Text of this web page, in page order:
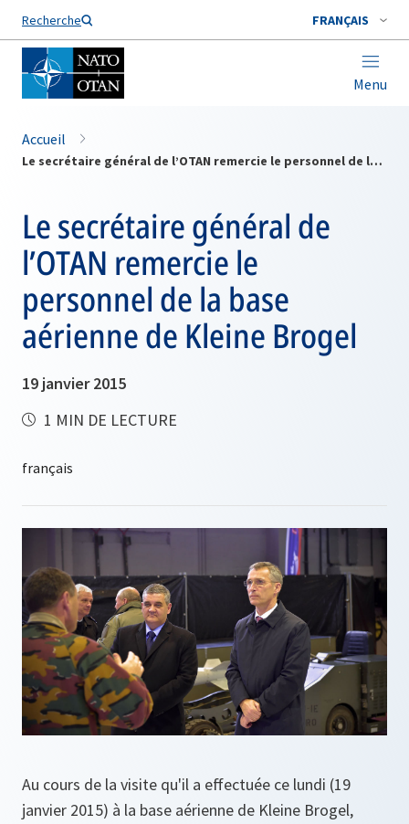
Recherche FRANÇAIS
Menu
Nom de famille*
Accueil
Le secrétaire général de l’OTAN remercie le personnel de la base aérienne de Kleine Brogel
Le secrétaire général de
l’OTAN remercie le
personnel de la base
aérienne de Kleine Brogel
19 janvier 2015
1 MIN DE LECTURE
Au cours de la visite qu'il a effectuée ce lundi (19
janvier 2015) à la base aérienne de Kleine Brogel,